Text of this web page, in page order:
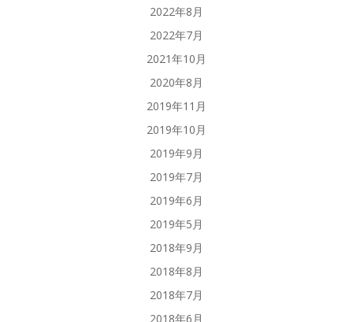
2022年8月
2022年7月
2021年10月
2020年8月
2019年11月
2019年10月
2019年9月
2019年7月
2019年6月
2019年5月
2018年9月
2018年8月
2018年7月
2018年6月